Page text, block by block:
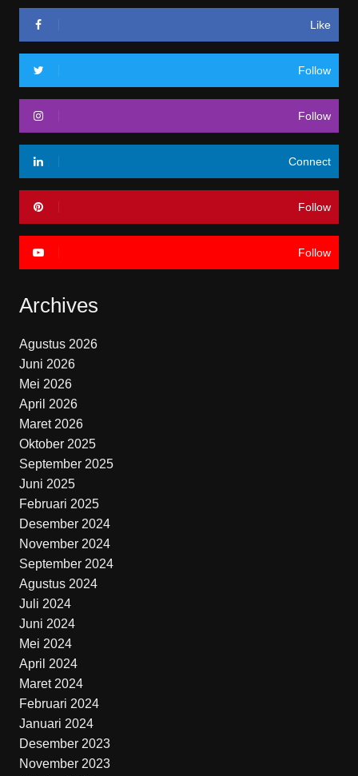
Like
Follow
Follow
Connect
Follow
Follow
Archives
Agustus 2026
Juni 2026
Mei 2026
April 2026
Maret 2026
Oktober 2025
September 2025
Juni 2025
Februari 2025
Desember 2024
November 2024
September 2024
Agustus 2024
Juli 2024
Juni 2024
Mei 2024
April 2024
Maret 2024
Februari 2024
Januari 2024
Desember 2023
November 2023